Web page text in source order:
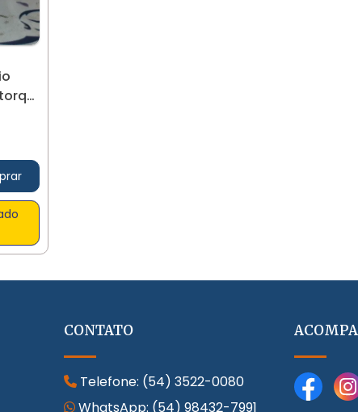
CONTATO
Telefone: (54) 3522-0080
WhatsApp: (54) 98432-7991